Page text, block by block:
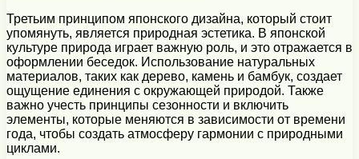
Третьим принципом японского дизайна, который стоит
упомянуть, является природная эстетика. В японской
культуре природа играет важную роль, и это отражается в
оформлении беседок. Использование натуральных
материалов, таких как дерево, камень и бамбук, создает
ощущение единения с окружающей природой. Также
важно учесть принципы сезонности и включить
элементы, которые меняются в зависимости от времени
года, чтобы создать атмосферу гармонии с природными
циклами.